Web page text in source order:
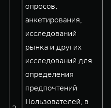
опросов,
анкетирования,
исследований
рынка и других
исследований для
определения
предпочтений
Пользователей, в